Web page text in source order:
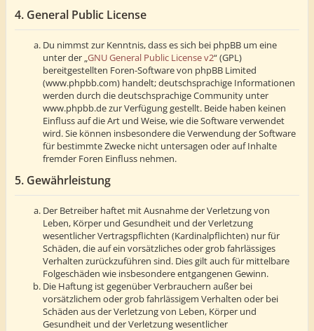
4. General Public License
Du nimmst zur Kenntnis, dass es sich bei phpBB um eine
unter der „GNU General Public License v2“ (GPL)
bereitgestellten Foren-Software von phpBB Limited
(www.phpbb.com) handelt; deutschsprachige Informationen
werden durch die deutschsprachige Community unter
www.phpbb.de zur Verfügung gestellt. Beide haben keinen
Einfluss auf die Art und Weise, wie die Software verwendet
wird. Sie können insbesondere die Verwendung der Software
für bestimmte Zwecke nicht untersagen oder auf Inhalte
fremder Foren Einfluss nehmen.
5. Gewährleistung
Der Betreiber haftet mit Ausnahme der Verletzung von
Leben, Körper und Gesundheit und der Verletzung
wesentlicher Vertragspflichten (Kardinalpflichten) nur für
Schäden, die auf ein vorsätzliches oder grob fahrlässiges
Verhalten zurückzuführen sind. Dies gilt auch für mittelbare
Folgeschäden wie insbesondere entgangenen Gewinn.
Die Haftung ist gegenüber Verbrauchern außer bei
vorsätzlichem oder grob fahrlässigem Verhalten oder bei
Schäden aus der Verletzung von Leben, Körper und
Gesundheit und der Verletzung wesentlicher